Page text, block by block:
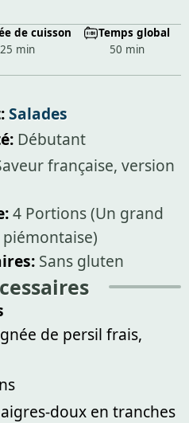
de cuisson
25 min
Temps global
50 min
Salades
Débutant
française, version
4 Portions (Un grand
Sans gluten
de persil frais,
doux en tranches